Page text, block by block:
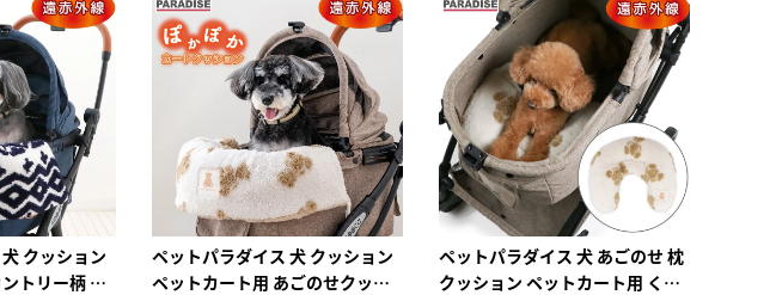
順）
人気順
レビュー件数（多い
順）
レビュー評価（高い
順）
価格（安い順）
価格（高い順）
クッション
トリー柄 ボ
ペットパラダイス 犬 クッション
ペットカート用 あごのせクッシ
ペットパラダイス 犬 あごのせ 枕
クッション ペットカート用 くま